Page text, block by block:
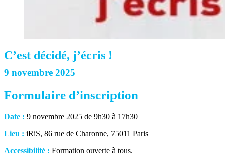
C’est décidé, j’écris !
9 novembre 2025
Formulaire d’inscription
Date : 9 novembre 2025 de 9h30 à 17h30
Lieu : iRiS, 86 rue de Charonne, 75011 Paris
Accessibilité : Formation ouverte à tous.